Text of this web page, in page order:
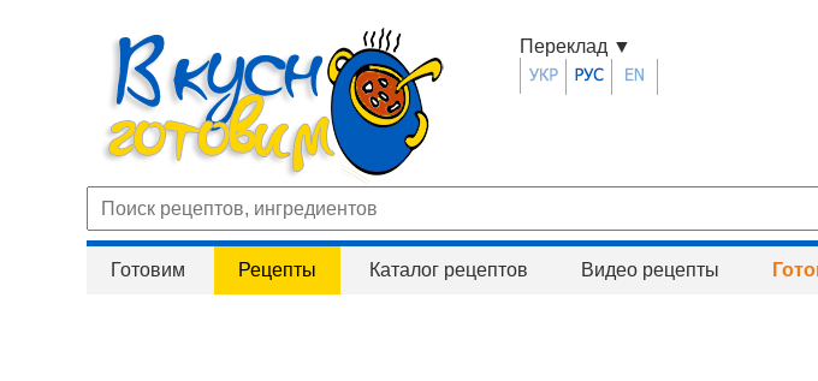
Переклад ▼
Готовим Рецепты Каталог рецептов Видео рецепты